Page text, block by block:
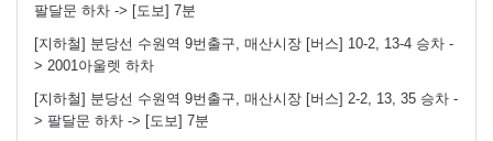
팔달문 하차 -> [도보] 7분
[지하철] 분당선 수원역 9번출구, 매산시장 [버스] 10-2, 13-4 승차 -
> 2001아울렛 하차
[지하철] 분당선 수원역 9번출구, 매산시장 [버스] 2-2, 13, 35 승차 -
> 팔달문 하차 -> [도보] 7분